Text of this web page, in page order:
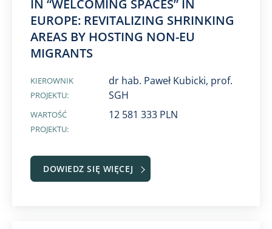
IN “WELCOMING SPACES” IN
EUROPE: REVITALIZING SHRINKING
AREAS BY HOSTING NON-EU
MIGRANTS
KIEROWNIK
PROJEKTU:
dr hab. Paweł Kubicki, prof.
SGH
WARTOŚĆ
PROJEKTU:
12 581 333 PLN
DOWIEDZ SIĘ WIĘCEJ